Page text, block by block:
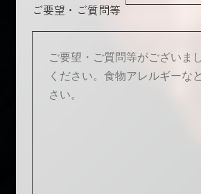
ご要望・ご質問等